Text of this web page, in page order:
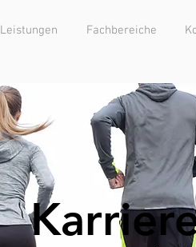
Leistungen Fachbereiche